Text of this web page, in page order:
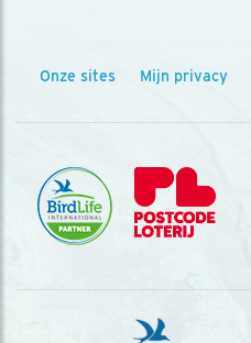
Onze sites Mijn privacy